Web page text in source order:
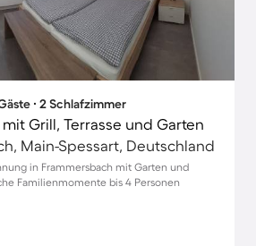
∙ 2 Schlafzimmer
Grill, Terrasse und Garten
Main-Spessart, Deutschland
in Frammersbach mit Garten und
Familienmomente bis 4 Personen